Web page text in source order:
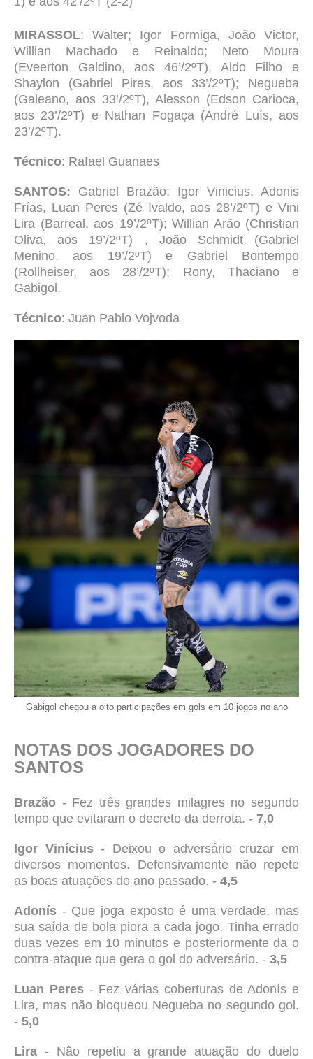
MIRASSOL: Walter; Igor Formiga, João Victor,
Willian Machado e Reinaldo; Neto Moura
(Eveerton Galdino, aos 46’/2ºT), Aldo Filho e
Shaylon (Gabriel Pires, aos 33’/2ºT); Negueba
(Galeano, aos 33’/2ºT), Alesson (Edson Carioca,
aos 23’/2ºT) e Nathan Fogaça (André Luís, aos
23’/2ºT).
Técnico: Rafael Guanaes
SANTOS: Gabriel Brazão; Igor Vinicius, Adonis
Frías, Luan Peres (Zé Ivaldo, aos 28’/2ºT) e Vini
Lira (Barreal, aos 19’/2ºT); Willian Arão (Christian
Oliva, aos 19’/2ºT) , João Schmidt (Gabriel
Menino, aos 19’/2ºT) e Gabriel Bontempo
(Rollheiser, aos 28’/2ºT); Rony, Thaciano e
Gabigol.
Técnico: Juan Pablo Vojvoda
Gabigol chegou a oito participações em gols em 10 jogos no ano
NOTAS DOS JOGADORES DO
SANTOS
Brazão - Fez três grandes milagres no segundo
tempo que evitaram o decreto da derrota. - 7,0
Igor Vinícius- Deixou o adversário cruzar em
diversos momentos. Defensivamente não repete
as boas atuações do ano passado. - 4,5
Adonís - Que joga exposto é uma verdade, mas
sua saída de bola piora a cada jogo. Tinha errado
duas vezes em 10 minutos e posteriormente da o
contra-ataque que gera o gol do adversário. - 3,5
Luan Peres - Fez várias coberturas de Adonís e
Lira, mas não bloqueou Negueba no segundo gol.
- 5,0
Lira - Não repetiu a grande atuação do duelo